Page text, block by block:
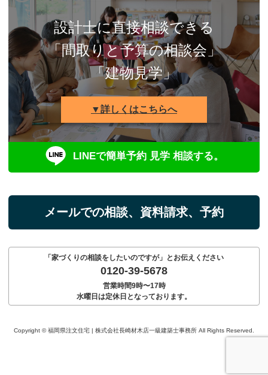
設計士に直接相談できる
「間取りと予算の相談会」
「建物見学」
▼詳しくはこちらへ
LINEで簡単予約 見学 相談する。
メールでの相談、資料請求、予約
「家づくりの相談をしたいのですが」とお伝えください
0120-39-5678
営業時間9時〜17時
水曜日は定休日となっております。
Copyright © 福岡県注文住宅 | 株式会社長崎材木店一級建築士事務所 All Rights Reserved.